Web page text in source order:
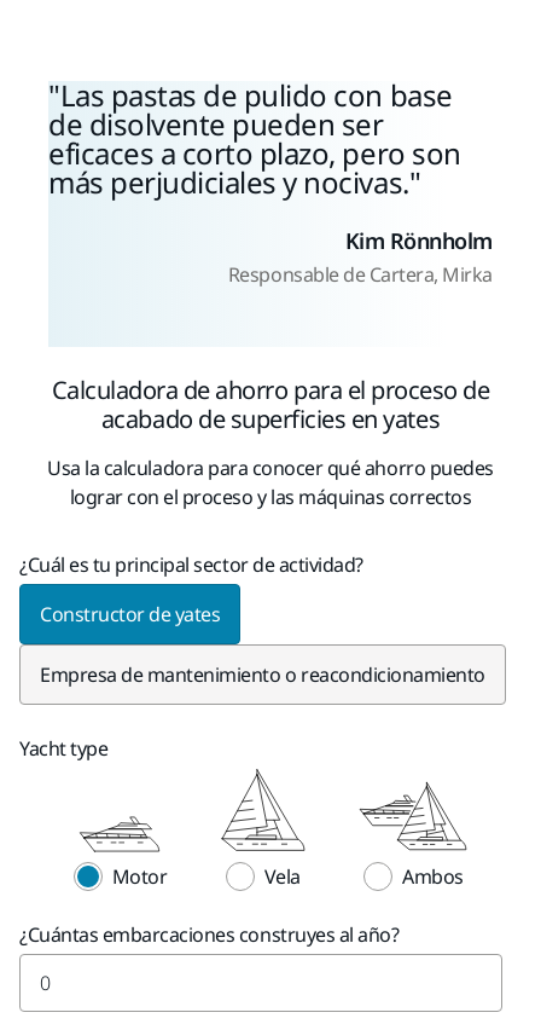
Las pastas de pulido con base
de disolvente pueden ser
eficaces a corto plazo, pero son
más perjudiciales y nocivas.
Kim Rönnholm
Responsable de Cartera, Mirka
Calculadora de ahorro para el proceso de
acabado de superficies en yates
Usa la calculadora para conocer qué ahorro puedes
lograr con el proceso y las máquinas correctos
¿Cuál es tu principal sector de actividad?
Constructor de yates
Empresa de mantenimiento o reacondicionamiento
Yacht type
Motor Vela Ambos
¿Cuántas embarcaciones construyes al año?